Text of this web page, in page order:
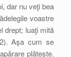
dar nu veţi bea
voastre
drept; luaţi mită
Aşa cum se
plăteşte.